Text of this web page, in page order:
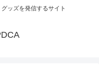
ッズを発信するサイト